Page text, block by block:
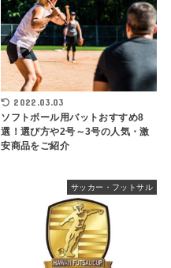
2022.03.03
ソフトボール用バットおすすめ8
選！選び方や2号～3号の人気・激
安商品をご紹介
サッカー・フットサル